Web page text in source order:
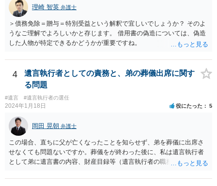
理崎 智英 弁護士
＞債務免除＝贈与＝特別受益という解釈で宜しいでしょうか？ そのよ
うなご理解でよろしいかと存じます。 借用書の偽造については、偽造
した人物が特定できるかどうかが重要ですね。
4
遺言執行者としての責務と、弟の葬儀出席に関す
る問題
#遺言 #遺言執行者の選任
2024年1月18日 役にたった 5
岡田 晃朝 弁護士
この場合、直ちに父が亡くなったことを知らせず、弟を葬儀に出席さ
せなくても問題ないですか。葬儀をが終わった後に、私は遺言執行者
として弟に遺言書の内容、財産目録等（遺言執行者の職務）を知らせ
るかは喪主の自由です。 呼ばなくてもかまいません。 そもそも、そう